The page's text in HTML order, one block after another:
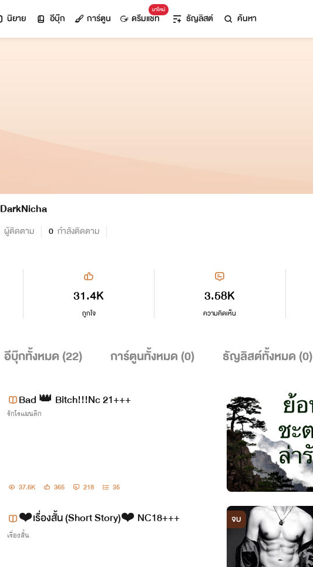
นิยาย อีบุ๊ก การ์ตูน
มาใหม่
ดรีมแชท ธัญลิสต์ ค้นหา
DarkNicha
ผู้ติดตาม 0 กำลังติดตาม
31.4K
ถูกใจ
3.58K
ความคิดเห็น
อีบุ๊กทั้งหมด (22) การ์ตูนทั้งหมด (0) ธัญลิสต์ทั้งหมด (0)
Bad 👑 Bitch!!!Nc 21+++
รักโรแมนติก
37.6K 365 218 35
❤️เรื่องสั้น (Short Story)❤️ NC18+++
เรื่องสั้น
จบ